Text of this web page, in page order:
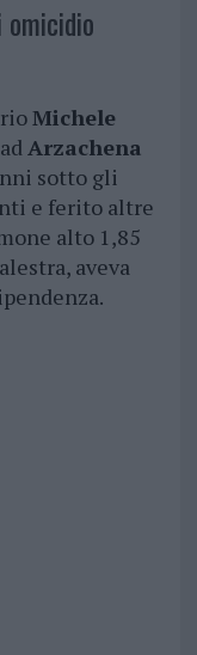
Michele
Arzachena
sotto gli
e ferito altre
alto 1,85
aveva